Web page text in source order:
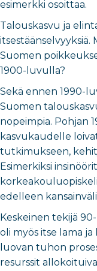
esimerkki osoittaa.
Talouskasvu ja
Suomen
1900-luvulla?
Sekä ennen 1990-
Suomen
nopeimpia. Pohjan
kasvukaudelle
tutkimukseen,
Esimerkiksi
edelleen
Keskeinen tekijä
oli myös itse lama
luovan tuhon
resurssit